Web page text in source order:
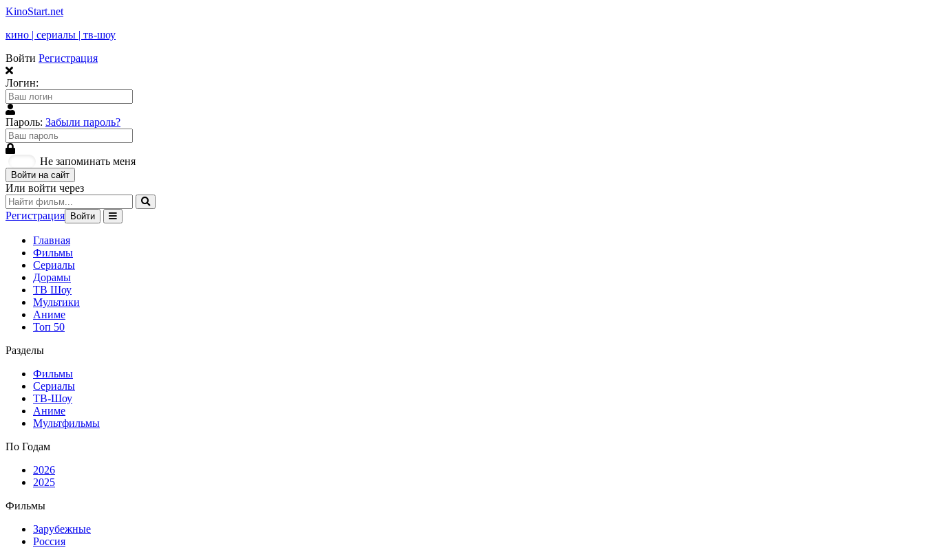
KinoStart.net
кино | сериалы | тв-шоу
Войти Регистрация
Логин:
Пароль: Забыли пароль?
Не запоминать меня
Войти на сайт
Или войти через
Регистрация Войти
Главная
Фильмы
Сериалы
Дорамы
ТВ Шоу
Мультики
Аниме
Топ 50
Разделы
Фильмы
Сериалы
ТВ-Шоу
Аниме
Мультфильмы
По Годам
2026
2025
Фильмы
Зарубежные
Россия